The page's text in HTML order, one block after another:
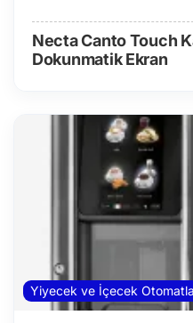
Necta Canto Touch
Dokunmatik Ekran
Yiyecek ve İçecek